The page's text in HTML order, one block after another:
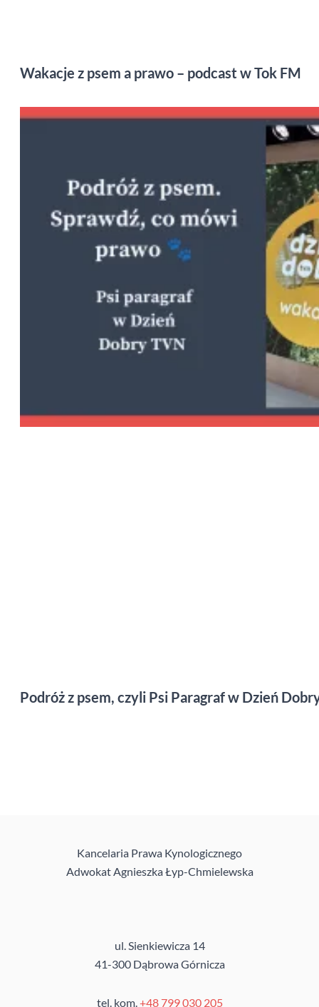
Wakacje z psem a prawo – podcast w Tok FM
Podróż z psem, czyli Psi Paragraf w Dzień
Kancelaria Prawa Kynologicznego
Adwokat Agnieszka Łyp-Chmielewska
ul. Sienkiewicza 14
41-300 Dąbrowa Górnicza
tel. kom.+48 799 030 205